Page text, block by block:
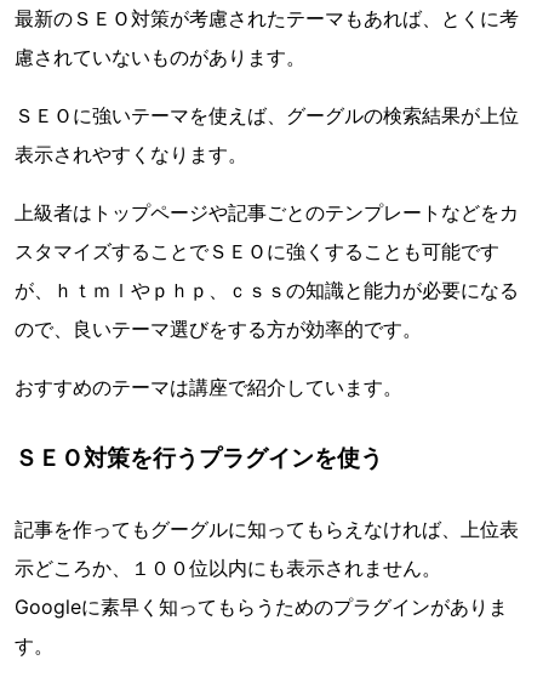
最新のＳＥＯ対策が考慮されたテーマもあれば、とくに考
慮されていないものがあります。
ＳＥＯに強いテーマを使えば、グーグルの検索結果が上位
表示されやすくなります。
上級者はトップページや記事ごとのテンプレートなどをカ
スタマイズすることでＳＥＯに強くすることも可能です
が、ｈｔｍｌやｐｈｐ、ｃｓｓの知識と能力が必要になる
ので、良いテーマ選びをする方が効率的です。
おすすめのテーマは講座で紹介しています。
ＳＥＯ対策を行うプラグインを使う
記事を作ってもグーグルに知ってもらえなければ、上位表
示どころか、１００位以内にも表示されません。
Googleに素早く知ってもらうためのプラグインがありま
す。